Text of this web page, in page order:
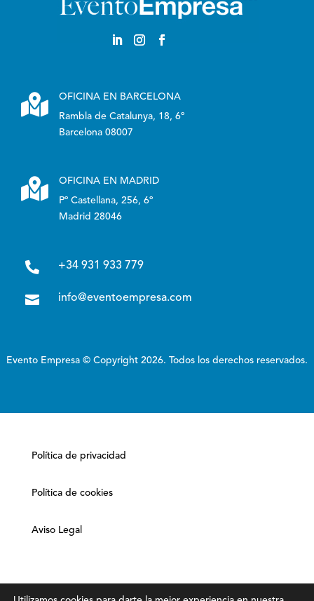

OFICINA EN BARCELONA
Rambla de Catalunya, 18, 6º
Barcelona 08007

OFICINA EN MADRID
Pº Castellana, 256, 6º
Madrid 28046
 +34 931 933 779
 info@eventoempresa.com
Evento Empresa © Copyright 2026. Todos los derechos reservados.
Política de privacidad
Política de cookies
Aviso Legal